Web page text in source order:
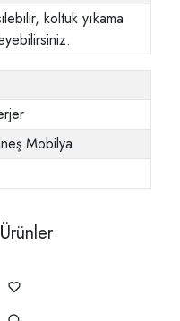
koltuk yıkama
Mobilya